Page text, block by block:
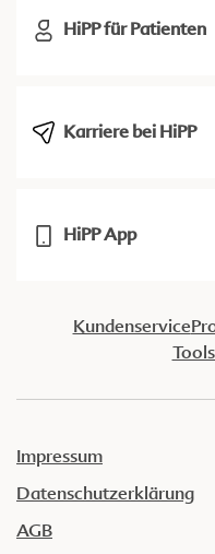
HiPP für Patienten
Karriere bei HiPP
HiPP App
Kundenservice
Impressum
Datenschutzerklärung
AGB